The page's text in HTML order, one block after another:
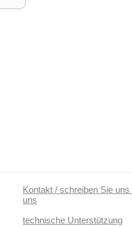
Kontakt / schreiben Sie uns
uns
technische Unterstützung